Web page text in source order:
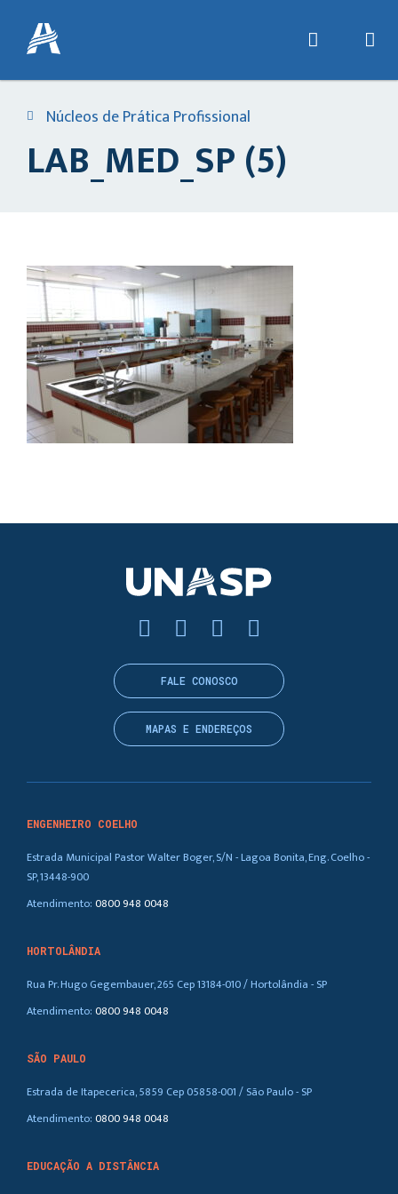
Núcleos de Prática Profissional
LAB_MED_SP (5)
ENGENHEIRO COELHO
Estrada Municipal Pastor Walter Boger, S/N - Lagoa Bonita, Eng. Coelho -
SP, 13448-900
Atendimento:0800 948 0048
HORTOLÂNDIA
Rua Pr. Hugo Gegembauer, 265 Cep 13184-010 / Hortolândia - SP
Atendimento:0800 948 0048
SÃO PAULO
Estrada de Itapecerica, 5859 Cep 05858-001 / São Paulo - SP
Atendimento:0800 948 0048
EDUCAÇÃO A DISTÂNCIA
FALE CONOSCO
MAPAS E ENDEREÇOS